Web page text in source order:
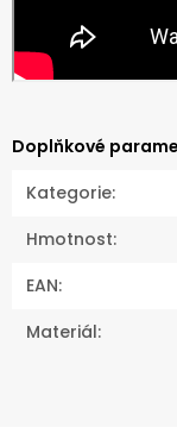
Doplňkové
Kategorie:
Hmotnost:
EAN:
Materiál: